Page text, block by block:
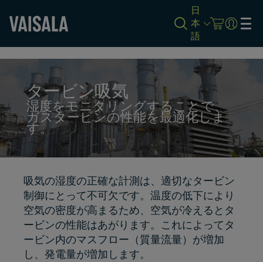
content
日
本
語
タービン吸気
湿度をモニタリングすることで、
ガスタービンの性能を最適化しま
す。
吸気の湿度の正確な計測は、適切なタービン
制御にとって不可欠です。温度の低下により
空気の密度が高まるため、空気が冷えるとタ
ービンの性能はあがります。これによってタ
ービン内のマスフロー（質量流量）が増加
し、発電量が増加します。